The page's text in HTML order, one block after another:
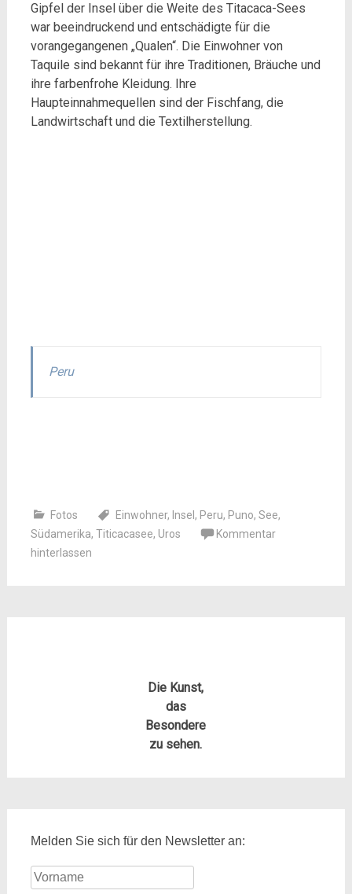
Gipfel der Insel über die Weite des Titacaca-Sees
war beeindruckend und entschädigte für die
vorangegangenen „Qualen“. Die Einwohner von
Taquile sind bekannt für ihre Traditionen, Bräuche und
ihre farbenfrohe Kleidung. Ihre
Haupteinnahmequellen sind der Fischfang, die
Landwirtschaft und die Textilherstellung.
Peru
Fotos Einwohner, Insel , Peru, Puno, See,
Südamerika, Titicacasee, Uros
Kommentar
hinterlassen
Die Kunst,
das
Besondere
zu sehen.
Melden Sie sich für den Newsletter an: